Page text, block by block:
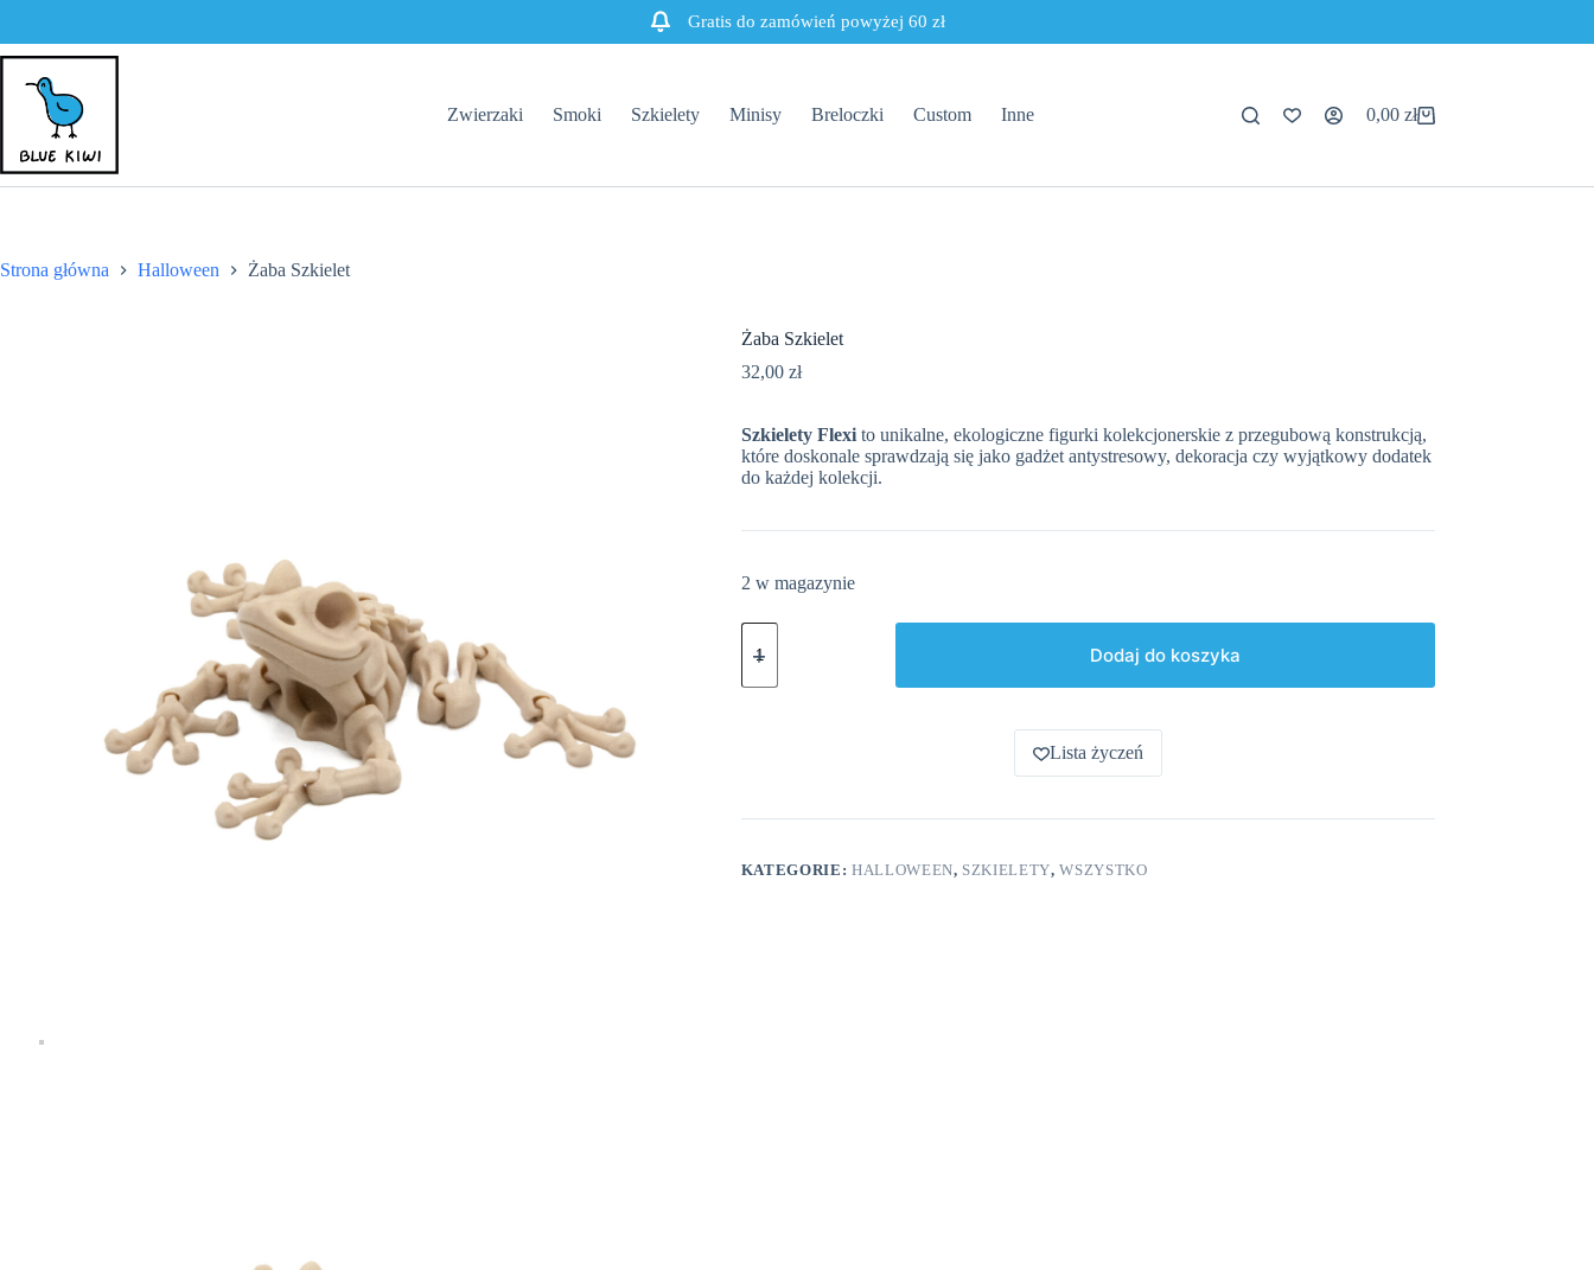
Gratis do zamówień powyżej 60 zł
Przejdź
treści
Zwierzaki
Smoki Szkielety Minisy Breloczki Custom Inne Koszyk
0,00 zł
Strona główna Halloween Żaba Szkielet
Żaba Szkielet
32,00 zł
Szkielety Flexito unikalne, ekologiczne figurki kolekcjonerskie z przegubową konstrukcją,
które doskonale sprawdzają się jako gadżet antystresowy, dekoracja czy wyjątkowy dodatek
do każdej kolekcji.
2 w magazynie
ilość
Żaba
Dodaj do koszyka
Lista życzeń
KATEGORIE: HALLOWEEN, SZKIELETY,WSZYSTKO